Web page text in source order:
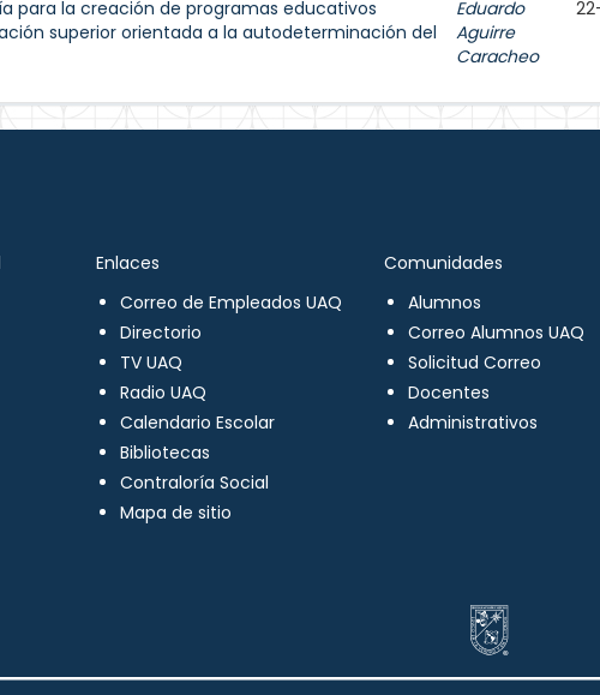
para la creación de programas educativos
superior orientada a la autodeterminación del
Eduardo
Aguirre
Caracheo
Enlaces
Correo de Empleados UAQ
Directorio
TV UAQ
Radio UAQ
Calendario Escolar
Bibliotecas
Contraloría Social
Mapa de sitio
Comunidades
Alumnos
Correo Alumnos UAQ
Solicitud Correo
Docentes
Administrativos